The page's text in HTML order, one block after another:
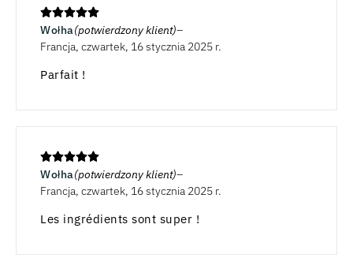
Wołha(potwierdzony klient)
Francja, czwartek, 16 stycznia 2025 r.
Parfait !
Wołha(potwierdzony klient)
Francja, czwartek, 16 stycznia 2025 r.
Les ingrédients sont super !